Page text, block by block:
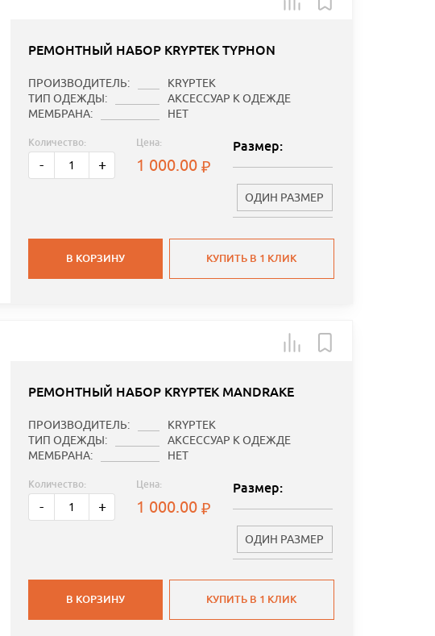
РЕМОНТНЫЙ НАБОР KRYPTEK TYPHON
ПРОИЗВОДИТЕЛЬ:
KRYPTEK
ТИП ОДЕЖДЫ:
АКСЕССУАР К ОДЕЖДЕ
МЕМБРАНА:
НЕТ
Количество:
- +
Цена:
1 000.00
Размер:
ОДИН РАЗМЕР
В КОРЗИНУ КУПИТЬ В 1 КЛИК
РЕМОНТНЫЙ НАБОР KRYPTEK MANDRAKE
ПРОИЗВОДИТЕЛЬ:
KRYPTEK
ТИП ОДЕЖДЫ:
АКСЕССУАР К ОДЕЖДЕ
МЕМБРАНА:
НЕТ
Количество:
- +
Цена:
1 000.00
Размер:
ОДИН РАЗМЕР
В КОРЗИНУ КУПИТЬ В 1 КЛИК